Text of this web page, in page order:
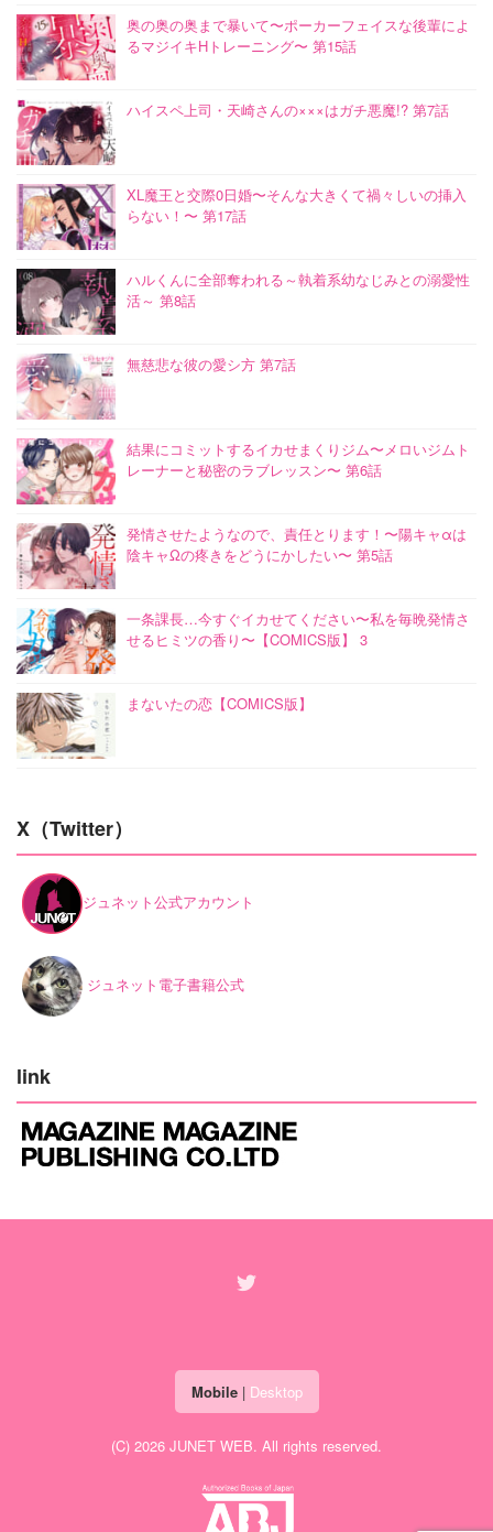
奥の奥の奥まで暴いて〜ポーカーフェイスな後輩によ
るマジイキHトレーニング〜 第15話
ハイスペ上司・天崎さんの×××はガチ悪魔!? 第7話
XL魔王と交際0日婚〜そんな大きくて禍々しいの挿入
らない！〜 第17話
ハルくんに全部奪われる～執着系幼なじみとの溺愛性
活～ 第8話
無慈悲な彼の愛シ方 第7話
結果にコミットするイカせまくりジム〜メロいジムト
レーナーと秘密のラブレッスン〜 第6話
発情させたようなので、責任とります！〜陽キャαは
陰キャΩの疼きをどうにかしたい〜 第5話
一条課長…今すぐイカせてください〜私を毎晩発情さ
せるヒミツの香り〜【COMICS版】 3
まないたの恋【COMICS版】
X（Twitter）
ジュネット公式アカウント
ジュネット電子書籍公式
link
Mobile| Desktop
(C) 2026 JUNET WEB. All rights reserved.